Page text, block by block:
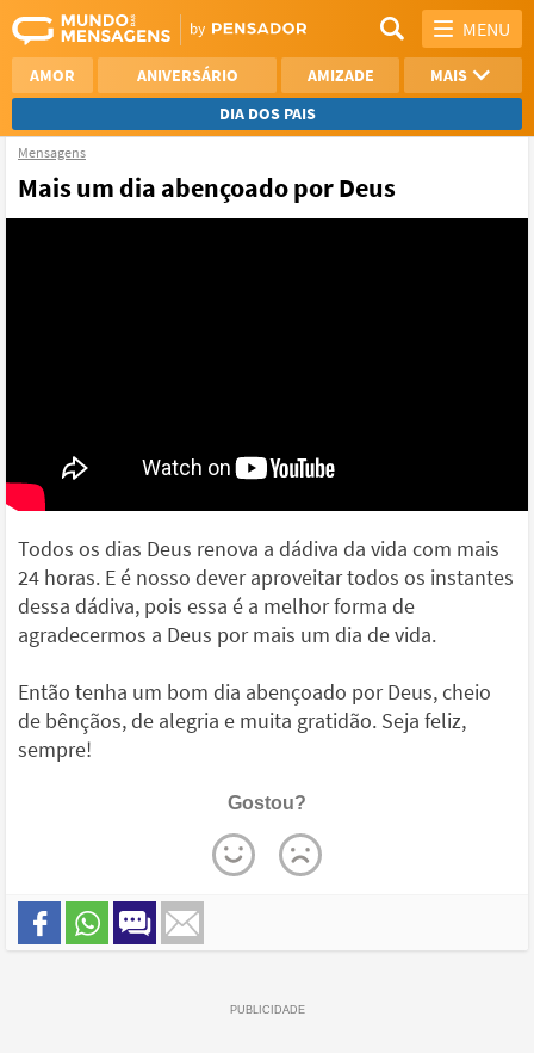
MENU
AMOR ANIVERSÁRIO AMIZADE
MAIS
DIA DOS PAIS
REFLEXÃO
SAUDADE
OTIMISMO
Mensagens
Mais um dia abençoado por Deus
Todos os dias Deus renova a dádiva da vida com mais
24 horas. E é nosso dever aproveitar todos os instantes
dessa dádiva, pois essa é a melhor forma de
agradecermos a Deus por mais um dia de vida.
Então tenha um bom dia abençoado por Deus, cheio
de bênçãos, de alegria e muita gratidão. Seja feliz,
sempre!
Gostou?